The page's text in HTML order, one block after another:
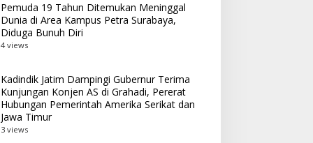
Pemuda 19 Tahun Ditemukan Meninggal
Dunia di Area Kampus Petra Surabaya,
Diduga Bunuh Diri
4 views
Kadindik Jatim Dampingi Gubernur Terima
Kunjungan Konjen AS di Grahadi, Pererat
Hubungan Pemerintah Amerika Serikat dan
Jawa Timur
3 views